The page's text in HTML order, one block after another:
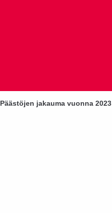
Päästöjen jakauma vuonna 2023